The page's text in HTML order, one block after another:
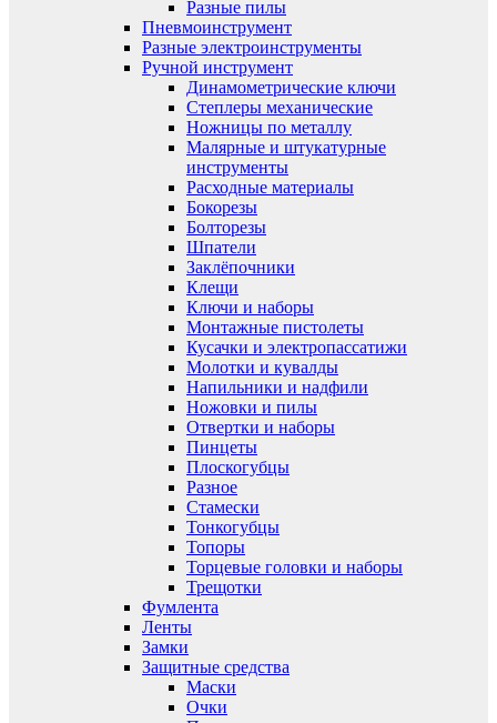
Разные пилы
Пневмоинструмент
Разные электроинструменты
Ручной инструмент
Динамометрические ключи
Степлеры механические
Ножницы по металлу
Малярные и штукатурные
инструменты
Расходные материалы
Бокорезы
Болторезы
Шпатели
Заклёпочники
Клещи
Ключи и наборы
Монтажные пистолеты
Кусачки и электропассатижи
Молотки и кувалды
Напильники и надфили
Ножовки и пилы
Отвертки и наборы
Пинцеты
Плоскогубцы
Разное
Стамески
Тонкогубцы
Топоры
Торцевые головки и наборы
Трещотки
Фумлента
Ленты
Замки
Защитные средства
Маски
Очки